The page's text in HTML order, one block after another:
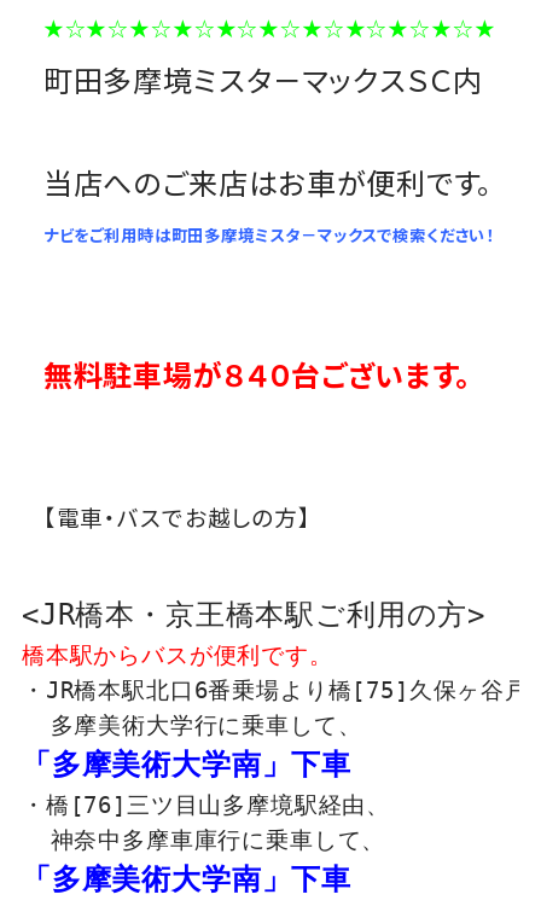
★☆★☆★☆★☆★☆★☆★☆★☆★☆★☆★
町田多摩境ミスタ－マックスＳＣ内
当店へのご来店はお車が便利です。
ナビをご利用時は町田多摩境ミスタ－マックスで検索ください！
無料駐車場が８４０台ございます。
【電車・バスでお越しの方】
<JR橋本・京王橋本駅ご利用の方>
橋本駅からバスが便利です。
・JR橋本駅北口6番乗場より橋[75]久保ヶ谷戸
  多摩美術大学行に乗車して、
「多摩美術大学南」下車
・橋[76]三ツ目山多摩境駅経由、
  神奈中多摩車庫行に乗車して、